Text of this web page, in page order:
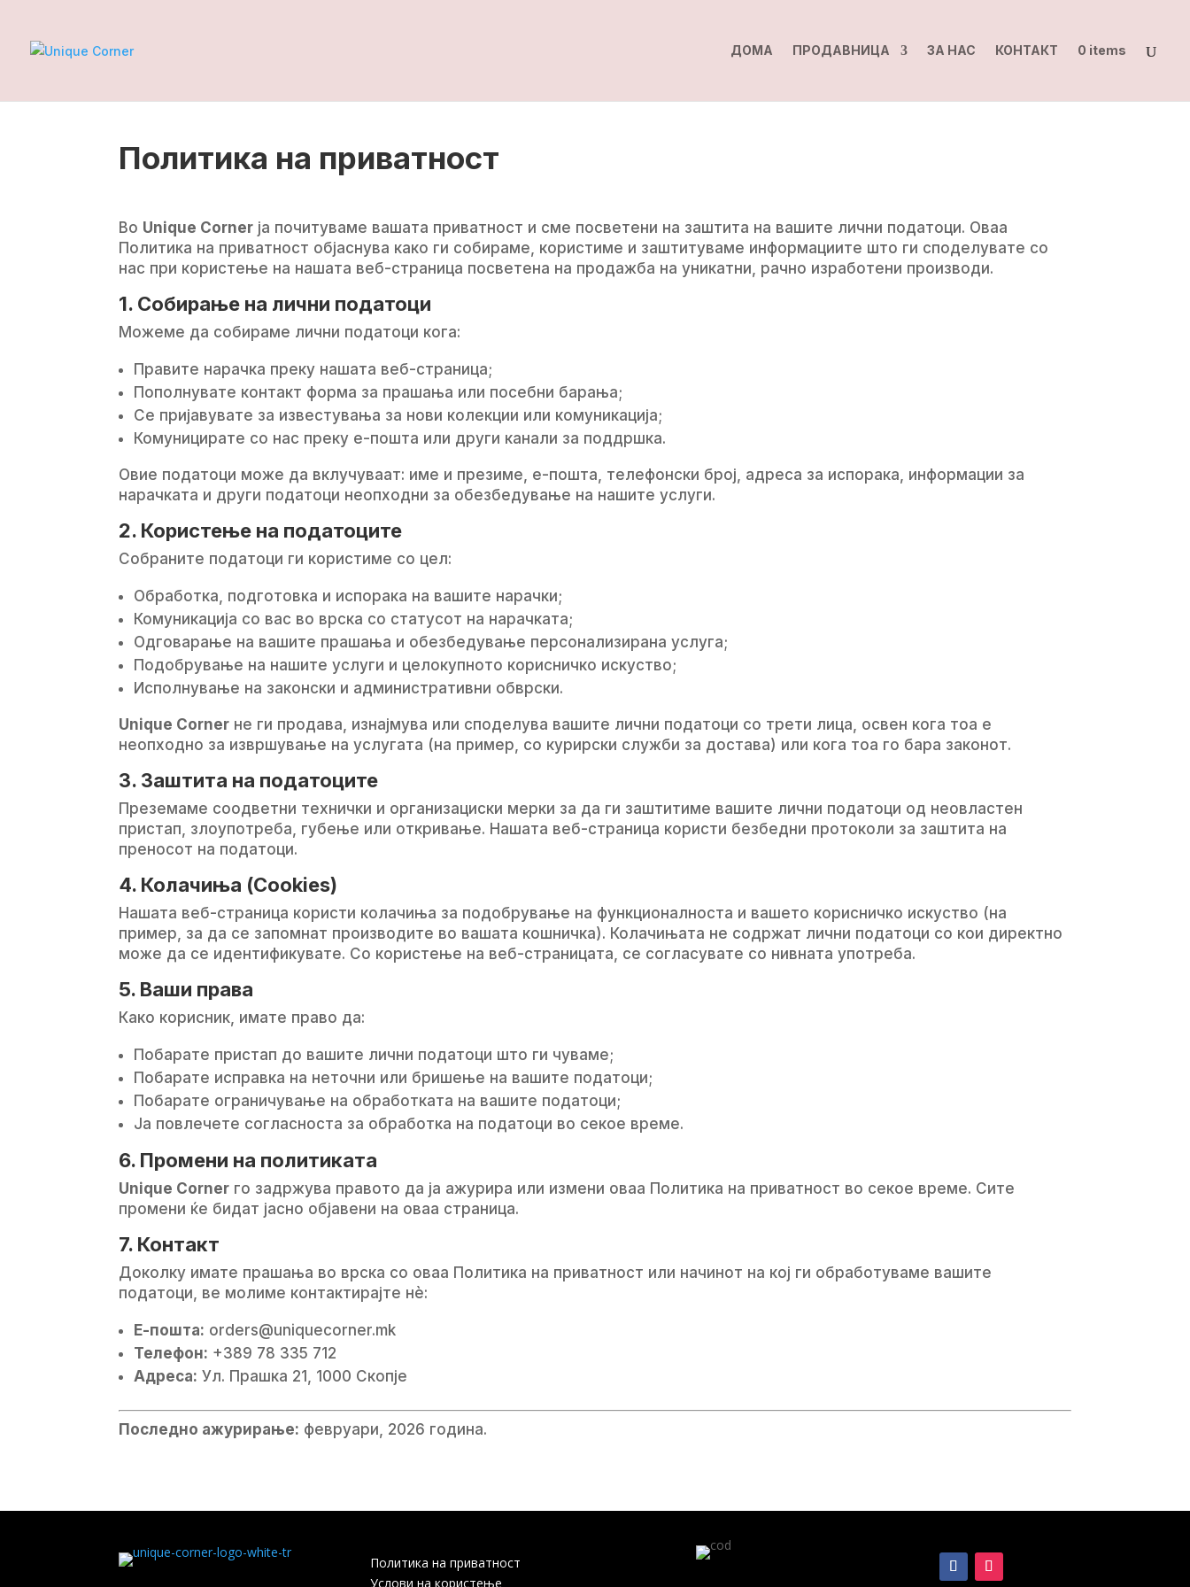
ДОМА ПРОДАВНИЦА ЗА НАС КОНТАКТ 0 items
Политика на приватност
Во Unique Corner ја почитуваме вашата приватност и сме посветени на заштита на вашите лични податоци. Оваа
Политика на приватност објаснува како ги собираме, користиме и заштитуваме информациите што ги споделувате со
нас при користење на нашата веб-страница посветена на продажба на уникатни, рачно изработени производи.
1. Собирање на лични податоци
Можеме да собираме лични податоци кога:
Правите нарачка преку нашата веб-страница;
Пополнувате контакт форма за прашања или посебни барања;
Се пријавувате за известувања за нови колекции или комуникација;
Комуницирате со нас преку е-пошта или други канали за поддршка.
Овие податоци може да вклучуваат: име и презиме, е-пошта, телефонски број, адреса за испорака, информации за
нарачката и други податоци неопходни за обезбедување на нашите услуги.
2. Користење на податоците
Собраните податоци ги користиме со цел:
Обработка, подготовка и испорака на вашите нарачки;
Комуникација со вас во врска со статусот на нарачката;
Одговарање на вашите прашања и обезбедување персонализирана услуга;
Подобрување на нашите услуги и целокупното корисничко искуство;
Исполнување на законски и административни обврски.
Unique Corner не ги продава, изнајмува или споделува вашите лични податоци со трети лица, освен кога тоа е
неопходно за извршување на услугата (на пример, со курирски служби за достава) или кога тоа го бара законот.
3. Заштита на податоците
Преземаме соодветни технички и организациски мерки за да ги заштитиме вашите лични податоци од неовластен
пристап, злоупотреба, губење или откривање. Нашата веб-страница користи безбедни протоколи за заштита на
преносот на податоци.
4. Колачиња (Cookies)
Нашата веб-страница користи колачиња за подобрување на функционалноста и вашето корисничко искуство (на
пример, за да се запомнат производите во вашата кошничка). Колачињата не содржат лични податоци со кои директно
може да се идентификувате. Со користење на веб-страницата, се согласувате со нивната употреба.
5. Ваши права
Како корисник, имате право да:
Побарате пристап до вашите лични податоци што ги чуваме;
Побарате исправка на неточни или бришење на вашите податоци;
Побарате ограничување на обработката на вашите податоци;
Ја повлечете согласноста за обработка на податоци во секое време.
6. Промени на политиката
Unique Corner го задржува правото да ја ажурира или измени оваа Политика на приватност во секое време. Сите
промени ќе бидат јасно објавени на оваа страница.
7. Контакт
Доколку имате прашања во врска со оваа Политика на приватност или начинот на кој ги обработуваме вашите
податоци, ве молиме контактирајте нè:
Е-пошта: orders@uniquecorner.mk
Телефон: +389 78 335 712
Адреса: Ул. Прашка 21, 1000 Скопје
Последно ажурирање: февруари, 2026 година.
Политика на приватност
Услови на користење